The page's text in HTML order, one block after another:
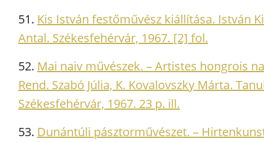
51. Kis István festőművész kiállítása. István
Antal. Székesfehérvár, 1967. [2] fol.
52. Mai naiv művészek. – Artistes hongrois
Rend. Szabó Júlia, K. Kovalovszky Márta.
Székesfehérvár, 1967. 23 p. ill.
53. Dunántúli pásztorművészet. –